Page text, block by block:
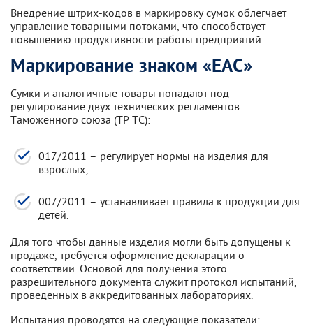
Внедрение штрих-кодов в маркировку сумок облегчает
управление товарными потоками, что способствует
повышению продуктивности работы предприятий.
Маркирование знаком «ЕАС»
Сумки и аналогичные товары попадают под
регулирование двух технических регламентов
Таможенного союза (ТР ТС):
017/2011 – регулирует нормы на изделия для
взрослых;
007/2011 – устанавливает правила к продукции для
детей.
Для того чтобы данные изделия могли быть допущены к
продаже, требуется оформление декларации о
соответствии. Основой для получения этого
разрешительного документа служит протокол испытаний,
проведенных в аккредитованных лабораториях.
Испытания проводятся на следующие показатели: